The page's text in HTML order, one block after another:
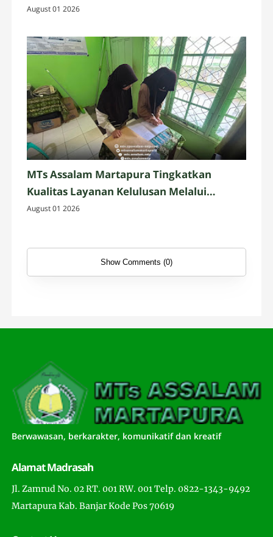
Pelayanan Administrasi yang Profesional
August 01 2026
MTs Assalam Martapura Tingkatkan
Kualitas Layanan Kelulusan Melalui
Validasi Data Alumni
August 01 2026
Show Comments (0)
Berwawasan, berkarakter, komunikatif dan kreatif
Alamat Madrasah
Jl. Zamrud No. 02 RT. 001 RW. 001 Telp. 0822-1343-9492
Martapura Kab. Banjar Kode Pos 70619